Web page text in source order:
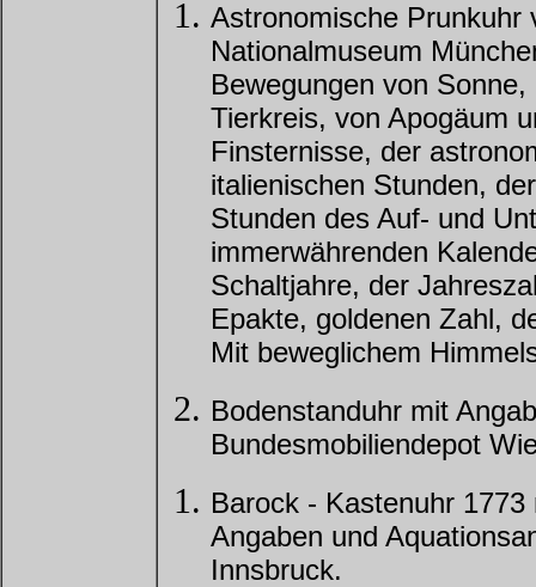
Astronomische Prunkuhr
Nationalmuseum
Bewegungen von
Tierkreis, von Apogäum
Finsternisse, der
italienischen Stunden,
Stunden des Auf- und
immerwährenden
Schaltjahre, der
Epakte, goldenen Zahl,
Mit beweglichem
Bodenstanduhr mit
Bundesmobiliendepot
Barock - Kastenuhr
Angaben und
Innsbruck.